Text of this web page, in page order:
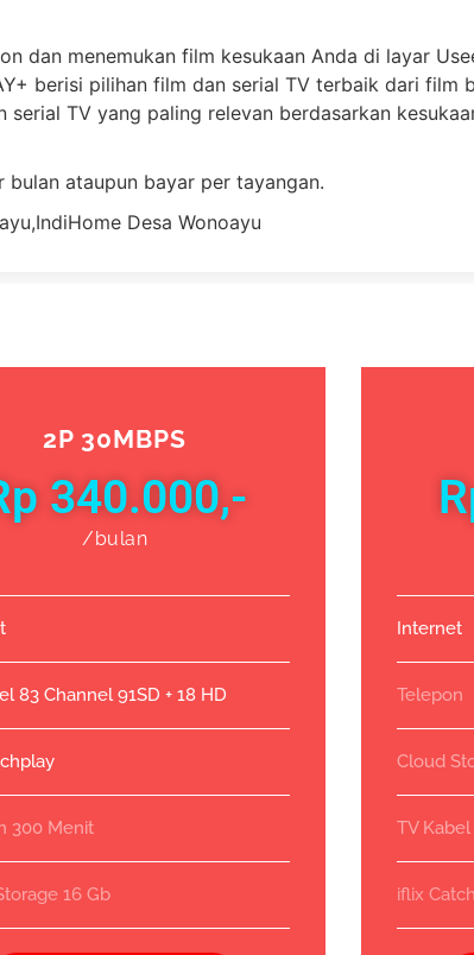
dan menemukan film kesukaan Anda di layar
berisi pilihan film dan serial TV terbaik dari film
TV yang paling relevan berdasarkan
ataupun bayar per tayangan.
2P 30MBPS
340.000,-
/bulan
83 Channel 91SD + 18 HD
300 Menit
16 Gb
Internet
Telepon
Cloud
TV Kabel
iflix